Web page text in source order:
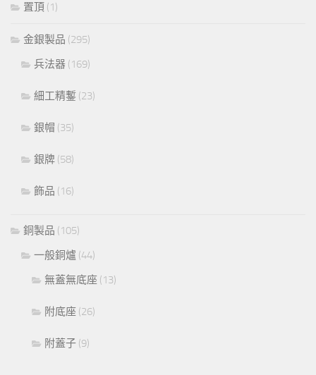
置頂 (1)
金銀製品 (295)
兵法器 (169)
細工精鏨 (23)
銀帽 (35)
銀牌 (58)
飾品 (16)
銅製品 (105)
一般銅爐 (44)
無蓋無底座 (13)
附底座 (26)
附蓋子 (9)